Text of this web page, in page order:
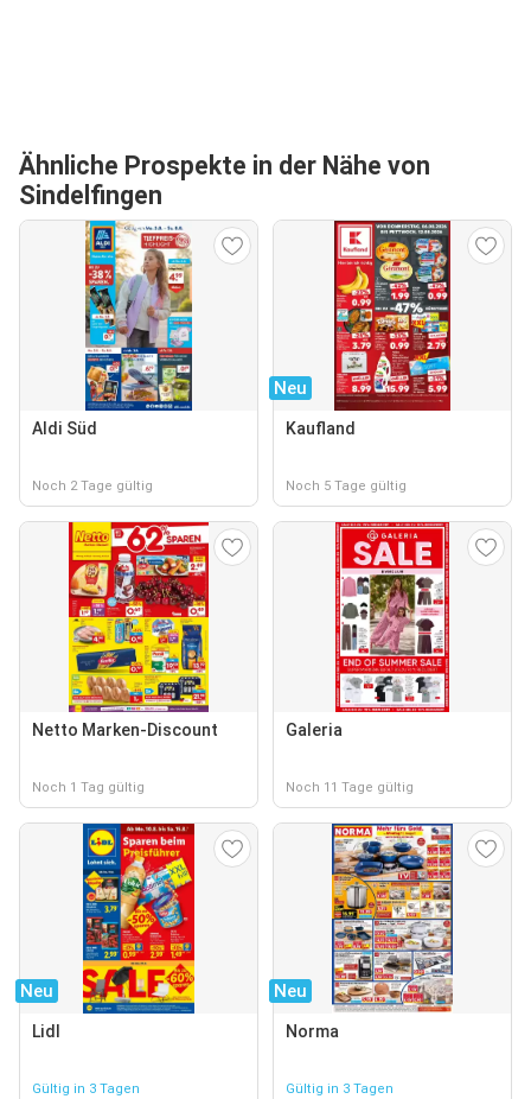
Ähnliche Prospekte in der Nähe von
Sindelfingen
Aldi Süd
Noch 2 Tage gültig
Neu
Kaufland
Noch 5 Tage gültig
Netto Marken-Discount
Noch 1 Tag gültig
Galeria
Noch 11 Tage gültig
Neu
Lidl
Gültig in 3 Tagen
Neu
Norma
Gültig in 3 Tagen